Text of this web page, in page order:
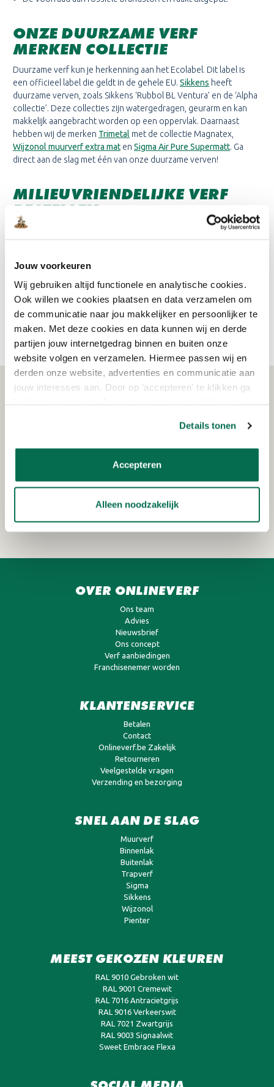
Jouw voorkeuren
Wij gebruiken altijd functionele en analytische cookies.
Ook willen we cookies plaatsen en data verzamelen om
de communicatie naar jou makkelijker en persoonlijker te
maken. Met deze cookies en data kunnen wij en derde
partijen jouw internetgedrag binnen en buiten onze
website volgen en verzamelen. Hiermee passen wij en
derden onze website, advertenties en communicatie aan
jouw interesses aan. Door op 'accepteren' te klikken ga
Details tonen
Accepteren
Alleen noodzakelijk
ONZE DUURZAME VERF
MERKEN COLLECTIE
Duurzame verf kun je herkenning aan het Ecolabel. Dit label is
een officieel label die geldt in de gehele EU. Sikkens heeft
duurzame verven, zoals Sikkens ‘Rubbol BL Ventura’ en de ‘Alpha
collectie’. Deze collecties zijn watergedragen, geurarm en kan
makkelijk aangebracht worden op een oppervlak. Daarnaast
hebben wij de merken Trimetal met de collectie Magnatex,
Wijzonol muurverf extra mat en Sigma Air Pure Supermatt. Ga
direct aan de slag met één van onze duurzame verven!
MILIEUVRIENDELIJKE VERF
BESTELLEN
Wij beschikken over 15 locaties in verschillende provincies.
krijgt advies van échte verfspecialisten. Heb je weinig tijd? Bestel
dan jouw duurzame verf gewoon online! Wist je dat je jouw
online bestelling ook af kunt halen in de winkel? zo maak je volop
gebruik van beide mogelijkheden. Shop jouw duurzame verf bij
Onlineverf.be!
WAT KLANTEN VERTELLEN
Schrijf je in voor de nieuwsbrief!
vanaf €150!
AANMELDEN
OVER ONLINEVERF
Ons team
Advies
Nieuwsbrief
Ons concept
Verf aanbiedingen
Franchisenemer worden
KLANTENSERVICE
Betalen
Contact
Onlineverf.be Zakelijk
Retourneren
Veelgestelde vragen
Verzending en bezorging
SNEL AAN DE SLAG
Muurverf
Binnenlak
Buitenlak
Trapverf
Sigma
Sikkens
Wijzonol
Pienter
MEEST GEKOZEN KLEUREN
RAL 9010 Gebroken wit
RAL 9001 Cremewit
RAL 7016 Antracietgrijs
RAL 9016 Verkeerswit
RAL 7021 Zwartgrijs
RAL 9003 Signaalwit
Sweet Embrace Flexa